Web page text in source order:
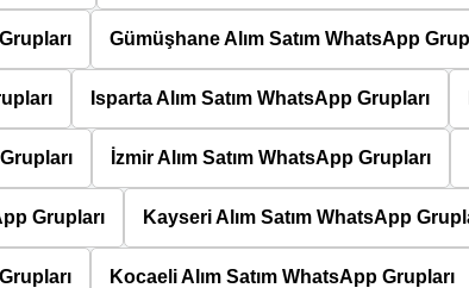
Gümüşhane Alım Satım WhatsApp
Isparta Alım Satım WhatsApp Grupları
İzmir Alım Satım WhatsApp Grupları
Grupları Kayseri Alım Satım WhatsApp
Kocaeli Alım Satım WhatsApp Grupları